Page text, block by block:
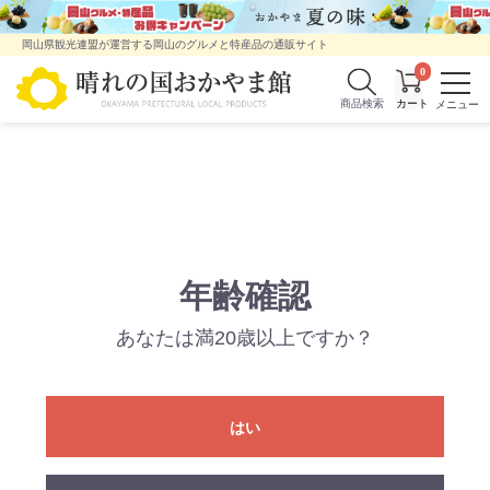
岡山県観光連盟が運営する岡山のグルメと特産品の通販サイト
商品検索
0
年齢確認
あなたは満20歳以上ですか？
はい